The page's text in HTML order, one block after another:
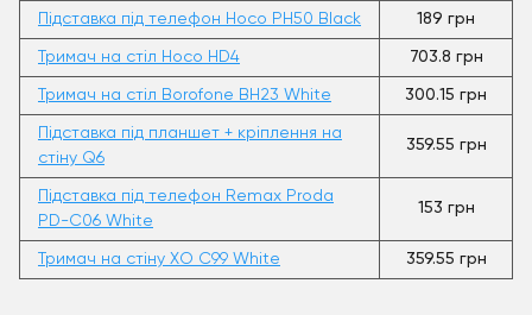
Підставка під телефон Hoco PH50 Black 189 грн
Тримач на стіл Hoco HD4 703.8 грн
Тримач на стіл Borofone BH23 White 300.15 грн
Підставка під планшет + кріплення на
стіну Q6
359.55 грн
Підставка під телефон Remax Proda
PD-C06 White
153 грн
Тримач на стіну XO C99 White 359.55 грн